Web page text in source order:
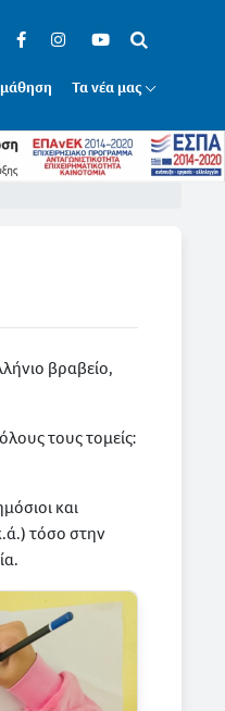
Τα νέα μας
βραβείο,
τους τομείς:
και
τόσο στην